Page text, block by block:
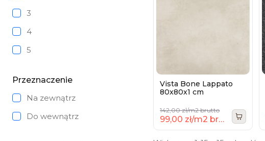
3
4
5
Przeznaczenie
Na zewnątrz
Do wewnątrz
Vista Bone Lappato
80x80x1 cm
99,00 zł/m2 brutto
142,00 zł/m2 brutto